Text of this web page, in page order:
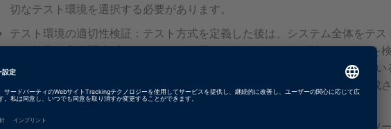
切なテスト環境を選択する必要があります。
テスト環境の適切性検証：テスト方式を定義した後は、システム全体をテス
り、特定の安全関連プロジェクトで使用するHILシステムが適切であるかを
ます。このテストはシステムの組み立て後に行い、システムが使用されてい
行する必要があります。HILシステムがハードウェアとソフトウェアで構成
両方を合わせて検証する必要があります。